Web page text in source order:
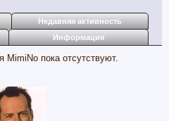
Недавняя активность
Информация
пока отсутствуют.